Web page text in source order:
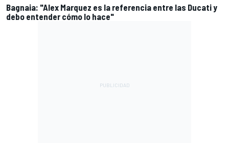
Bagnaia: "Alex Marquez es la referencia entre las Ducati y
debo entender cómo lo hace"